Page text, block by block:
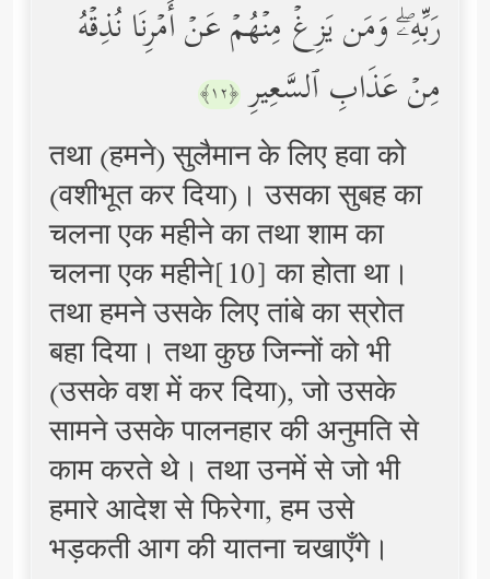
رَبِّهِۦۖ وَمَن یَزِغۡ مِنۡهُمۡ عَنۡ أَمۡرِنَا نُذِقۡهُ
مِنۡ عَذَابِ ٱلسَّعِیرِ ﴿١٢﴾
तथा (हमने) सुलैमान के लिए हवा को
(वशीभूत कर दिया)। उसका सुबह का
चलना एक महीने का तथा शाम का
चलना एक महीने[10] का होता था।
तथा हमने उसके लिए तांबे का स्रोत
बहा दिया। तथा कुछ जिन्नों को भी
(उसके वश में कर दिया), जो उसके
सामने उसके पालनहार की अनुमति से
काम करते थे। तथा उनमें से जो भी
हमारे आदेश से फिरेगा, हम उसे
भड़कती आग की यातना चखाएँगे।